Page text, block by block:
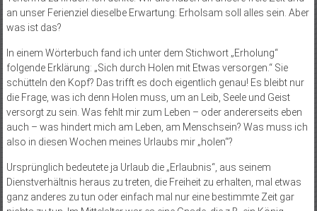
an unser Ferienziel dieselbe Erwartung: Erholsam soll alles sein. Aber
was ist das?
In einem Wörterbuch fand ich unter dem Stichwort „Erholung“
folgende Erklärung: „Sich durch Holen mit Etwas versorgen.“ Sie
schütteln den Kopf? Das trifft es doch eigentlich genau! Es bleibt nur
die Frage, was ich denn Holen muss, um an Leib, Seele und Geist
versorgt zu sein. Was fehlt mir zum Leben – oder andererseits eben
auch – was hindert mich am Leben, am Menschsein? Was muss ich
also in diesen Wochen meines Urlaubs mir „holen“?
Ursprünglich bedeutete ja Urlaub die „Erlaubnis“, aus seinem
Dienstverhältnis heraus zu treten, die Freiheit zu erhalten, mal etwas
ganz anderes zu tun oder einfach mal nur eine bestimmte Zeit gar